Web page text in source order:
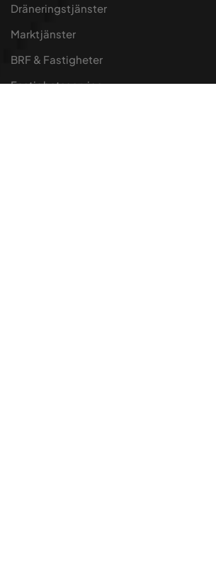
Dräneringstjänster
Marktjänster
BRF & Fastigheter
Fastighetsservice